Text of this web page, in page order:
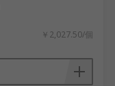
￥2,027.50/個